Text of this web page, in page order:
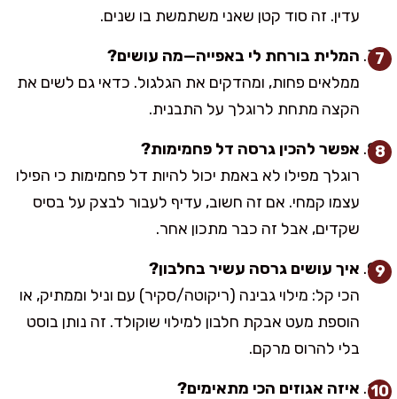
עדין. זה סוד קטן שאני משתמשת בו שנים.
המלית בורחת לי באפייה—מה עושים?
ממלאים פחות, ומהדקים את הגלגול. כדאי גם לשים את
הקצה מתחת לרוגלך על התבנית.
אפשר להכין גרסה דל פחמימות?
רוגלך מפילו לא באמת יכול להיות דל פחמימות כי הפילו
עצמו קמחי. אם זה חשוב, עדיף לעבור לבצק על בסיס
שקדים, אבל זה כבר מתכון אחר.
איך עושים גרסה עשיר בחלבון?
הכי קל: מילוי גבינה (ריקוטה/סקיר) עם וניל וממתיק, או
הוספת מעט אבקת חלבון למילוי שוקולד. זה נותן בוסט
בלי להרוס מרקם.
איזה אגוזים הכי מתאימים?